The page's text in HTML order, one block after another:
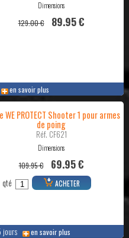
en savoir plus
Dimensions
129.00 € 89.95 €
5 jours en savoir plus
WE PROTECT Shooter 1 pour armes
de poing
Réf. CF621
Dimensions
109.95 € 69.95 €
qté ACHETER